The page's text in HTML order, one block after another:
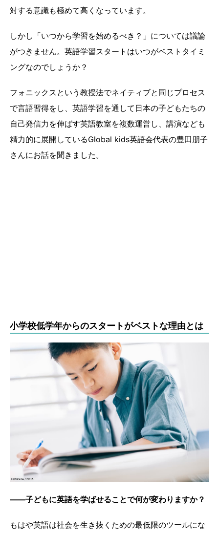
対する意識も極めて高くなっています。
しかし「いつから学習を始めるべき？」については議論
がつきません。英語学習スタートはいつがベストタイミ
ングなのでしょうか？
フォニックスという教授法でネイティブと同じプロセス
で言語習得をし、英語学習を通して日本の子どもたちの
自己発信力を伸ばす英語教室を複数運営し、講演なども
精力的に展開しているGlobal kids英語会代表の豊田朋子
さんにお話を聞きました。
小学校低学年からのスタートがベストな理由とは
――子どもに英語を学ばせることで何が変わりますか？
もはや英語は社会を生き抜くための最低限のツールにな